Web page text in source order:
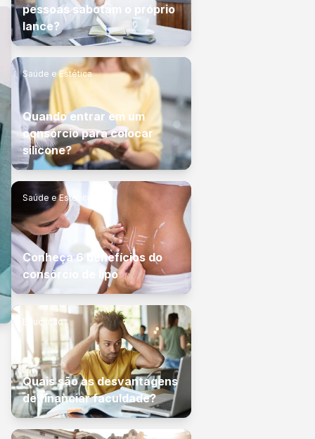
pessoas sabotam o próprio
lance?
Saúde e Estética
Quando entrar em um
consórcio para colocar
silicone?
Saúde e Estética
Conheça 6 benefícios do
consórcio de lipo
Educação
Quais são as desvantagens
de financiar faculdade?